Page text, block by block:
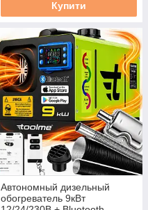
Купити
Автономный дизельный
обогреватель 9кВт